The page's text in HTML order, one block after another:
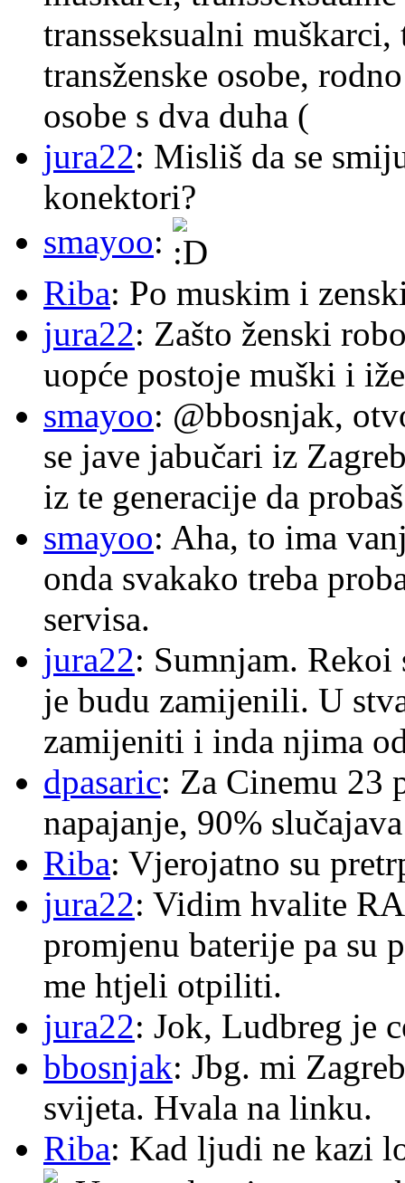
transseksualni muškarci,
transženske osobe,
osobe s dva duha (
jura22: Misliš da se
konektori?
smayoo:
Riba: Po muskim i
jura22: Zašto ženski
uopće postoje muški i
smayoo: @bbosnjak,
se jave jabučari iz
iz te generacije da
smayoo: Aha, to ima
onda svakako treba
servisa.
jura22: Sumnjam. Rekoi
je budu zamijenili. U
zamijeniti i inda njima
dpasaric: Za Cinemu 23
napajanje, 90%
Riba: Vjerojatno su
jura22: Vidim hvalite
promjenu baterije pa su
me htjeli otpiliti.
jura22: Jok, Ludbreg je
bbosnjak: Jbg. mi
svijeta. Hvala na linku.
Riba: Kad ljudi ne kazi